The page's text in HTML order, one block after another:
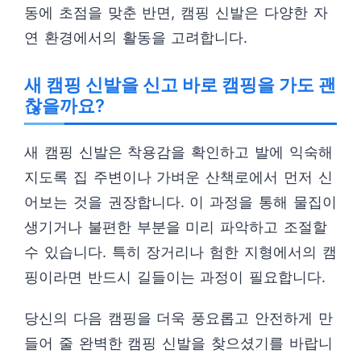
동에 초점을 맞춘 반면, 캠핑 신발은 다양한 자
연 환경에서의 활동을 고려합니다.
새 캠핑 신발을 신고 바로 캠핑을 가도 괜
찮을까요?
새 캠핑 신발은 착용감을 확인하고 발에 익숙해
지도록 집 주변이나 가벼운 산책로에서 먼저 신
어보는 것을 권장합니다. 이 과정을 통해 물집이
생기거나 불편한 부분을 미리 파악하고 조절할
수 있습니다. 특히 장거리나 험한 지형에서의 캠
핑이라면 반드시 길들이는 과정이 필요합니다.
당신의 다음 캠핑을 더욱 풍요롭고 안전하게 만
들어 줄 완벽한 캠핑 신발을 찾으셨기를 바랍니